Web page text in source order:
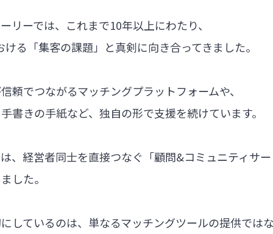
リーでは、これまで10年以上にわたり、
る「集客の課題」と真剣に向き合ってきました。
頼でつながるマッチングプラットフォームや、
書きの手紙など、独自の形で支援を続けています。
、経営者同士を直接つなぐ「顧問&コミュニティサ
した。
しているのは、単なるマッチングツールの提供では